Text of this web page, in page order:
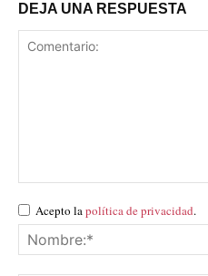
DEJA UNA RESPUESTA
Acepto lapolítica de privacidad.